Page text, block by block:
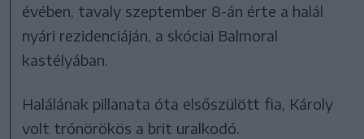
évében, tavaly szeptember 8-án érte a halál
nyári rezidenciáján, a skóciai Balmoral
kastélyában.
Halálának pillanata óta elsőszülött fia, Károly
volt trónörökös a brit uralkodó.